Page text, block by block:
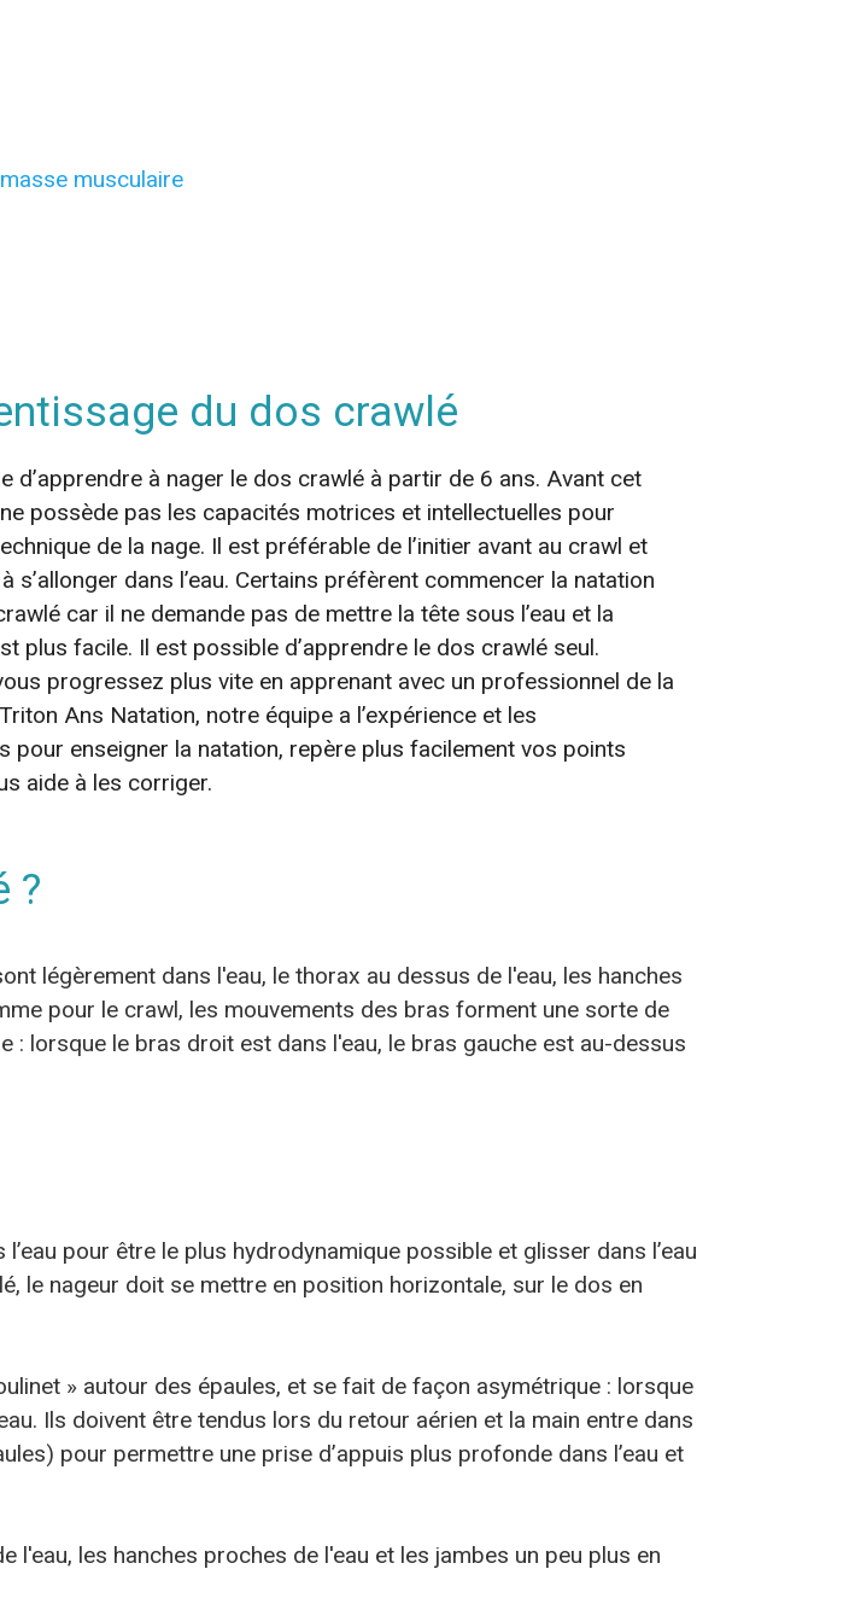
musculaire
du dos crawlé
d’apprendre à nager le dos crawlé à partir de 6 ans. Avant cet
ne possède pas les capacités motrices et intellectuelles pour
de la nage. Il est préférable de l’initier avant au crawl et
s’allonger dans l’eau. Certains préfèrent commencer la natation
car il ne demande pas de mettre la tête sous l’eau et la
plus facile. Il est possible d’apprendre le dos crawlé seul.
progressez plus vite en apprenant avec un professionnel de la
Ans Natation, notre équipe a l’expérience et les
pour enseigner la natation, repère plus facilement vos points
aide à les corriger.
?
légèrement dans l'eau, le thorax au dessus de l'eau, les hanches
pour le crawl, les mouvements des bras forment une sorte de
lorsque le bras droit est dans l'eau, le bras gauche est au-dessus
pour être le plus hydrodynamique possible et glisser dans l’eau
le nageur doit se mettre en position horizontale, sur le dos en
» autour des épaules, et se fait de façon asymétrique : lorsque
Ils doivent être tendus lors du retour aérien et la main entre dans
pour permettre une prise d’appuis plus profonde dans l’eau et
l'eau, les hanches proches de l'eau et les jambes un peu plus en